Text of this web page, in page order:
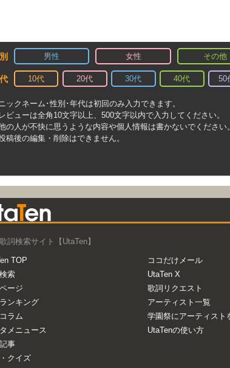
男性 女性 その他
10代 20代 30代 40代 50
ックネーム･性別･年代は初回のみ入力できます。
ビューは全角10文字以上、500文字以内で入力してください。
の人が不快に思うような内容や個人情報は書かないでください。
稿後の編集・削除はできません。
詞検索サイト【UtaTen】
TOP
索
ージ
ンキング
ラム
メニュース
事
クイズ
ココだけメール
UtaTen X
歌詞リクエスト
アーティスト一覧
学園祭にアーティスト
UtaTenの使い方